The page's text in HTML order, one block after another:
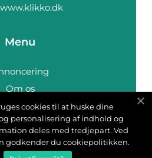
www.klikko.dk
Menu
Om os
Cookies
os
Sitemap
cookies til at huske dine
personalisering af indhold og
deles med tredjepart. Ved
godkender du cookiepolitikken.